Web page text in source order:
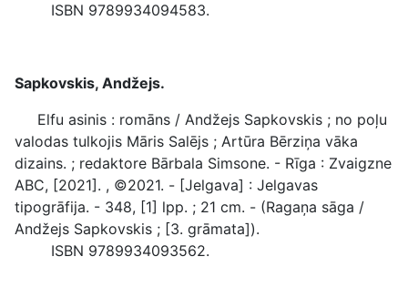
ISBN 9789934094583.
Sapkovskis, Andžejs.
Elfu asinis : romāns / Andžejs Sapkovskis ; no poļu
valodas tulkojis Māris Salējs ; Artūra Bērziņa vāka
dizains. ; redaktore Bārbala Simsone. - Rīga : Zvaigzne
ABC, [2021]. , ©2021. - [Jelgava] : Jelgavas
tipogrāfija. - 348, [1] lpp. ; 21 cm. - (Ragaņa sāga /
Andžejs Sapkovskis ; [3. grāmata]).
ISBN 9789934093562.